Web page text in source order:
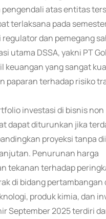
pengendali atas entitas
terlaksana pada
dan pemegang
utama DSSA, yakni PT
keuangan yang sangat
paparan terhadap risiko
investasi di bisnis non
dapat diturunkan jika
proyeksi tanpa
Penurunan harga
tekanan terhadap
di bidang pertambangan
produk kimia, dan
September 2025 terdiri